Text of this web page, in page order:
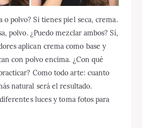
o polvo? Si tienes piel seca, crema.
polvo. ¿Puedo mezclar ambos? Sí,
aplican crema como base y
con polvo encima. ¿Con qué
Como todo arte: cuanto
natural será el resultado.
luces y toma fotos para